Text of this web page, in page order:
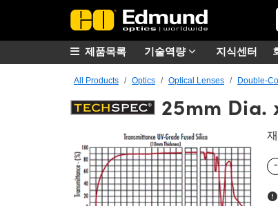
기술역량 지식센터
제품목록
All Products Optics Optical Lenses Double-
25mm Dia.
-